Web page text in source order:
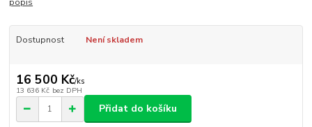
popis
Dostupnost Není skladem
16 500 Kč/ks
13 636 Kč bez DPH
Přidat do košíku